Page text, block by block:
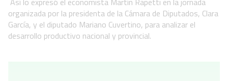
organizada por la presidenta de la Cámara de Diputados, Clara
García, y el diputado Mariano Cuvertino, para analizar el
desarrollo productivo nacional y provincial.